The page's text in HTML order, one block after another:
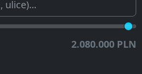
2.080.000 PLN